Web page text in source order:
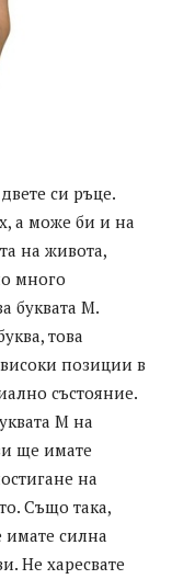
си ръце.
а може би и на
на живота,
много
буквата М.
това
позиции в
състояние.
М на
ще имате
на
Също така,
имате силна
Не харесвате